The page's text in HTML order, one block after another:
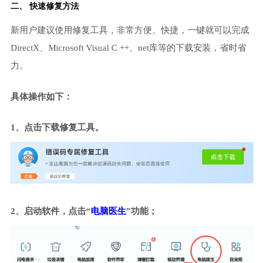
二、 快速修复方法
新用户建议使用修复工具，非常方便、快捷，一键就可以完成
DirectX、Microsoft Visual C ++、net库等的下载安装，省时省
力。
具体操作如下：
1、点击下载修复工具。
2、启动软件，点击“电脑医生”功能；